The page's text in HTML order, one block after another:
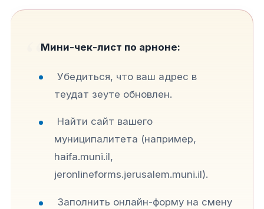
Мини-чек-лист по арноне:
Убедиться, что ваш адрес в
теудат зеуте обновлен.
Найти сайт вашего
муниципалитета (например,
haifa.muni.il,
jeronlineforms.jerusalem.muni.il).
Заполнить онлайн-форму на смену